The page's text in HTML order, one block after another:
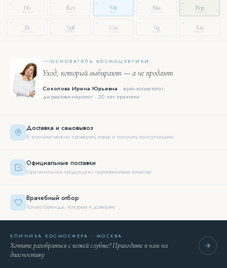
14
Hy
Hyaluronic
Ret
Retinol
27
Vit
Vitamin C
Nia
Niacinamide
51
Pep
Peptides
Ex
Exosomes
Spf
SPF Filter
Cer
Ceramides
46
Sq
Squalane
Aze
Azelaic Ac.
ОСНОВАТЕЛЬ КОСМОЦЕВТИКИ
Уход, который выбирают — а не продают
Соколова Ирина Юрьевна · врач-косметолог,
дерматовенеролог · 20 лет практики
Доставка и самовывоз
В клинике можно проверить товар и получить консультацию
Официальные поставки
Оригинальная продукция с сертификатами качества
Врачебный отбор
Только бренды, которым я доверяю
КЛИНИКА КОСМОСФЕРА · МОСКВА
Хотите разобраться с кожей глубже? Приходите к нам на
диагностику